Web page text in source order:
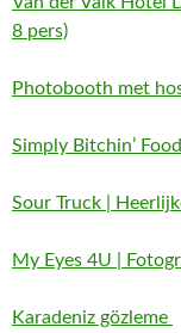
8 pers)
Photobooth met
Simply Bitchin’
Sour Truck |
My Eyes 4U |
Karadeniz gözleme